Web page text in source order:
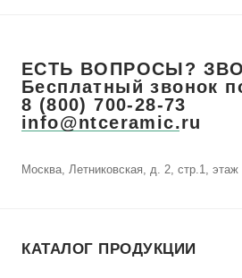
ЕСТЬ ВОПРОСЫ?
Бесплатный звонок
8 (800) 700-28-73
info@ntceramic.ru
Москва, Летниковская, д. 2, стр.1, этаж
КАТАЛОГ ПРОДУКЦИИ